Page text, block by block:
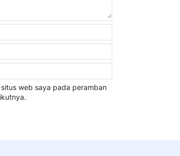
web saya pada peramban